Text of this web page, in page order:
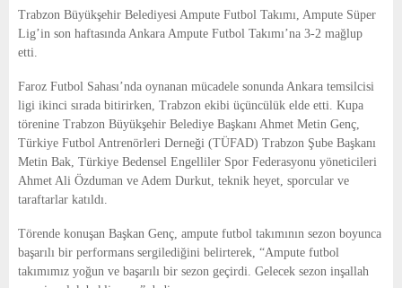
E
N
U
Trabzon Büyükşehir Belediyesi Ampute Futbol Takımı, Ampute Süper
Lig’in son haftasında Ankara Ampute Futbol Takımı’na 3-2 mağlup
etti.
Faroz Futbol Sahası’nda oynanan mücadele sonunda Ankara temsilcisi
ligi ikinci sırada bitirirken, Trabzon ekibi üçüncülük elde etti. Kupa
törenine Trabzon Büyükşehir Belediye Başkanı Ahmet Metin Genç,
Türkiye Futbol Antrenörleri Derneği (TÜFAD) Trabzon Şube Başkanı
Metin Bak, Türkiye Bedensel Engelliler Spor Federasyonu yöneticileri
Ahmet Ali Özduman ve Adem Durkut, teknik heyet, sporcular ve
taraftarlar katıldı.
Törende konuşan Başkan Genç, ampute futbol takımının sezon boyunca
başarılı bir performans sergilediğini belirterek, “Ampute futbol
takımımız yoğun ve başarılı bir sezon geçirdi. Gelecek sezon inşallah